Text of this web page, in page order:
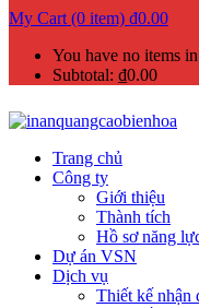
My Cart (0 item) ₫0.00
You have no items
Subtotal: ₫0.00
Trang chủ
Công ty
Giới thiệu
Thành tích
Hồ sơ năng
Dự án VSN
Dịch vụ
Thiết kế nhận